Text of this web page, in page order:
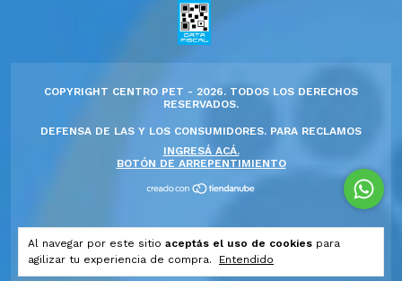
Al navegar por este sitio aceptás el uso de cookies para
agilizar tu experiencia de compra.
Entendido
COPYRIGHT CENTRO PET - 2026. TODOS LOS DERECHOS
RESERVADOS.
DEFENSA DE LAS Y LOS CONSUMIDORES. PARA RECLAMOS
INGRESÁ ACÁ.
BOTÓN DE ARREPENTIMIENTO